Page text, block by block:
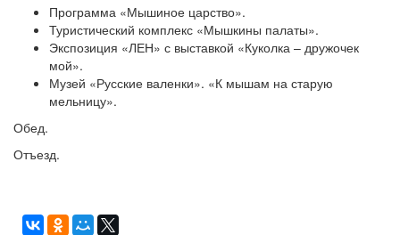
Программа «Мышиное царство».
Туристический комплекс «Мышкины палаты».
Экспозиция «ЛЕН» с выставкой «Куколка – дружочек
мой».
Музей «Русские валенки». «К мышам на старую
мельницу».
Обед.
Отъезд.